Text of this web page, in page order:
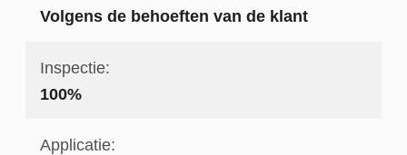
Volgens de behoeften van de klant
Inspectie:
100%
Applicatie: